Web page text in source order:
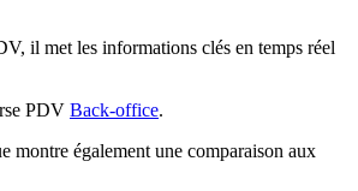
il met les informations clés en temps réel
PDV Back-office.
montre également une comparaison aux